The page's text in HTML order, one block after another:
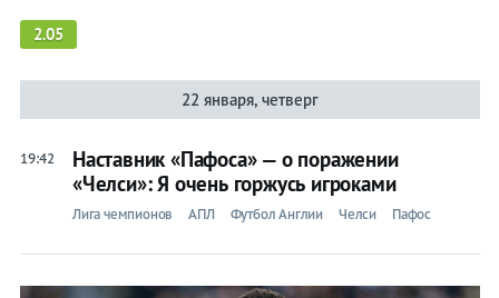
2.05
22 января, четверг
19:42
Наставник «Пафоса» — о поражении
«Челси»: Я очень горжусь игроками
Лига чемпионов АПЛ Футбол Англии Челси Пафос